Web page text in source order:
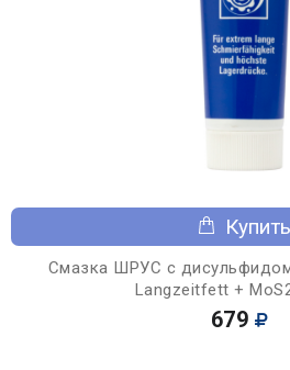
Купить
Смазка ШРУС с
Langzeitfett +
679